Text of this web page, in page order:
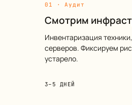
01 · Аудит
Смотрим
Инвентаризация
серверов. Фиксируем
устарело.
3–5 ДНЕЙ